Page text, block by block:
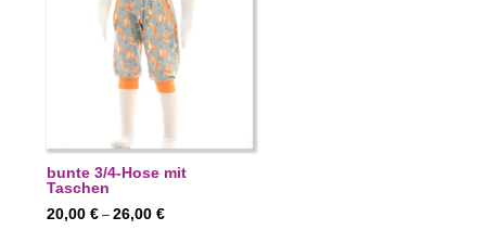
bunte 3/4-Hose mit
Taschen
20,00 € – 26,00 €Preisspanne: